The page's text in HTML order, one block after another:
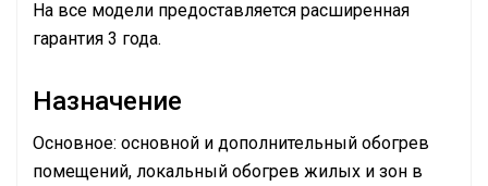
На все модели предоставляется расширенная
гарантия 3 года.
Назначение
Основное: основной и дополнительный обогрев
помещений, локальный обогрев жилых и зон в